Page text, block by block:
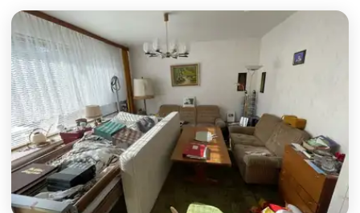
Impressum DatenschutzCookie-Einstellungen